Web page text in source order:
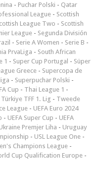
- Puchar Polski - Qatar
League - Scottish
League Two - Scottish
League - Segunda División
- Serie A Women - Serie B -
PrvaLiga - South African
1 - Super Cup Portugal - Süper
Greece - Supercopa de
- Superpuchar Polski -
Cup - Thai League 1 -
Türkiye TFF 1. Lig - Tweede
League - UEFA Euro 2024
- UEFA Super Cup - UEFA
Premjer Liha - Uruguay
- USL League One -
Champions League -
Cup Qualification Europe -